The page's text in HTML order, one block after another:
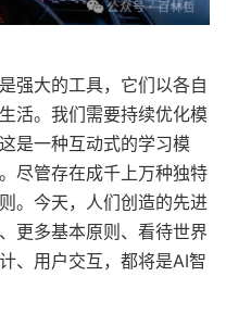
强大的工具，它们以各自
活。我们需要持续优化模
是一种互动式的学习模
尽管存在成千上万种独特
。今天，人们创造的先进
更多基本原则、看待世界
、用户交互，都将是AI智